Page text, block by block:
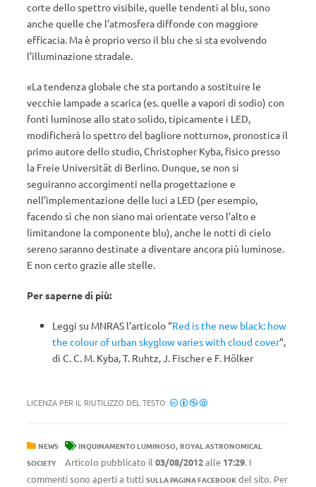
corte dello spettro visibile, quelle tendenti al blu, sono
anche quelle che l’atmosfera diffonde con maggiore
efficacia. Ma è proprio verso il blu che si sta evolvendo
l’illuminazione stradale.
«La tendenza globale che sta portando a sostituire le
vecchie lampade a scarica (es. quelle a vapori di sodio) con
fonti luminose allo stato solido, tipicamente i LED,
modificherà lo spettro del bagliore notturno», pronostica il
primo autore dello studio, Christopher Kyba, fisico presso
la Freie Universität di Berlino. Dunque, se non si
seguiranno accorgimenti nella progettazione e
nell’implementazione delle luci a LED (per esempio,
facendo sì che non siano mai orientate verso l’alto e
limitandone la componente blu), anche le notti di cielo
sereno saranno destinate a diventare ancora più luminose.
E non certo grazie alle stelle.
Per saperne di più:
Leggi su MNRAS l’articolo “Red is the new black: how
the colour of urban skyglow varies with cloud cover“,
di C. C. M. Kyba, T. Ruhtz, J. Fischer e F. Hölker
LICENZA PER IL RIUTILIZZO DEL TESTO:
NEWS INQUINAMENTO LUMINOSO, ROYAL ASTRONOMICAL
SOCIETY
Articolo pubblicato il 03/08/2012alle 17:29. I
commenti sono aperti a tutti SULLA PAGINA FACEBOOK del sito. Per